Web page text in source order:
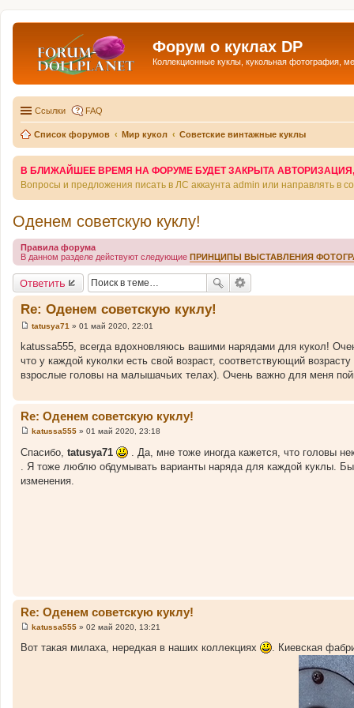
Форум о куклах DP
Коллекционные куклы, кукольная фотография,
Ссылки FAQ
Список форумов Мир кукол Советские винтажные куклы
В БЛИЖАЙШЕЕ ВРЕМЯ НА ФОРУМЕ БУДЕТ ЗАКРЫТА
Вопросы и предложения писать в ЛС аккаунта admin или направлять в
Оденем советскую куклу!
Правила форума
В данном разделе действуют следующие ПРИНЦИПЫ ВЫСТАВЛЕНИЯ
Ответить
Re: Оденем советскую куклу!
о
о
б
е
и
tatusya71 » 01 май 2020, 22:01
katussa555, всегда вдохновляюсь вашими нарядами для кукол!
что у каждой куколки есть свой возраст, соответствующий
взрослые головы на малышачьих телах). Очень важно для меня
Re: Оденем советскую куклу!
о
б
е
katussa555 » 01 май 2020, 23:18
Спасибо, tatusya71
. Да, мне тоже иногда кажется, что головы
. Я тоже люблю обдумывать варианты наряда для каждой куклы.
изменения.
Re: Оденем советскую куклу!
о
katussa555 » 02 май 2020, 13:21
Вот такая милаха, нередкая в наших коллекциях . Киевская